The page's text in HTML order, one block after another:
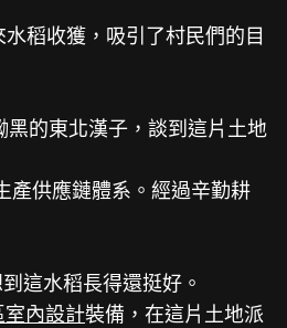
稻收獲，吸引了村民們的目
的東北漢子，談到這片土地
供應鏈體系。經過辛勤耕
這水稻長得還挺好。
室內設計裝備，在這片土地派